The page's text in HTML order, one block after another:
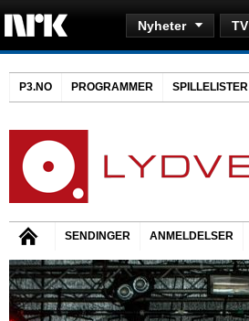
Nyheter TV
P3.NO PROGRAMMER SPILLELISTER
SENDINGER ANMELDELSER